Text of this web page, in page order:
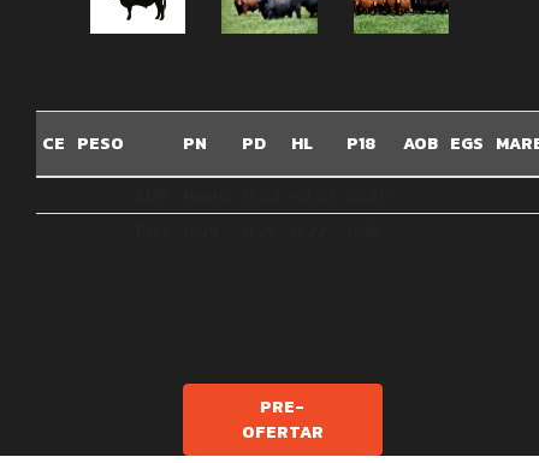
CE PESO PN PD HL P18 AOB EGS
PRE-
OFERTAR